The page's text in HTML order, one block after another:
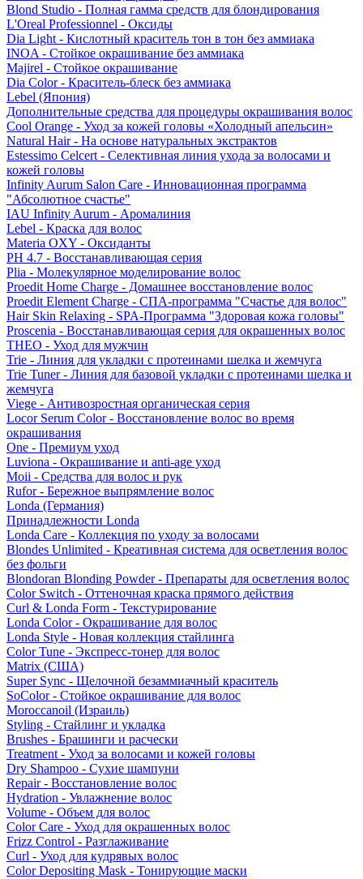
Blond Studio - Полная гамма средств для блондирования
L'Oreal Professionnel - Оксиды
Dia Light - Кислотный краситель тон в тон без аммиака
INOA - Стойкое окрашивание без аммиака
Majirel - Стойкое окрашивание
Dia Color - Краситель-блеск без аммиака
Lebel (Япония)
Дополнительные средства для процедуры окрашивания волос
Cool Orange - Уход за кожей головы «Холодный апельсин»
Natural Hair - На основе натуральных экстрактов
Estessimo Celcert - Селективная линия ухода за волосами и
кожей головы
Infinity Aurum Salon Care - Инновационная программа
"Абсолютное счастье"
IAU Infinity Aurum - Аромалиния
Lebel - Краска для волос
Materia OXY - Оксиданты
PH 4.7 - Восстанавливающая серия
Plia - Молекулярное моделирование волос
Proedit Home Charge - Домашнее восстановление волос
Proedit Element Charge - СПА-программа "Счастье для волос"
Hair Skin Relaxing - SPA-Программа "Здоровая кожа головы"
Proscenia - Восстанавливающая серия для окрашенных волос
THEO - Уход для мужчин
Trie - Линия для укладки с протеинами шелка и жемчуга
Trie Tuner - Линия для базовой укладки с протеинами шелка и
жемчуга
Viege - Антивозростная органическая серия
Locor Serum Color - Восстановление волос во время
окрашивания
One - Премиум уход
Luviona - Окрашивание и anti-age уход
Moii - Средства для волос и рук
Rufor - Бережное выпрямление волос
Londa (Германия)
Принадлежности Londa
Londa Care - Коллекция по уходу за волосами
Blondes Unlimited - Креативная система для осветления волос
без фольги
Blondoran Blonding Powder - Препараты для осветления волос
Color Switch - Оттеночная краска прямого действия
Curl & Londa Form - Текстурирование
Londa Color - Окрашивание для волос
Londa Style - Новая коллекция стайлинга
Color Tune - Экспресс-тонер для волос
Matrix (США)
Super Sync - Щелочной безаммиачный краситель
SoColor - Стойкое окрашивание для волос
Moroccanoil (Израиль)
Styling - Стайлинг и укладка
Brushes - Брашинги и расчески
Treatment - Уход за волосами и кожей головы
Dry Shampoo - Сухие шампуни
Repair - Восстановление волос
Hydration - Увлажнение волос
Volume - Объем для волос
Color Care - Уход для окрашенных волос
Frizz Control - Разглаживание
Curl - Уход для кудрявых волос
Color Depositing Mask - Тонирующие маски